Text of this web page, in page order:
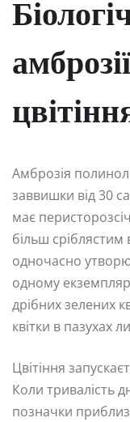
Амброзія
заввишки від 30
має
більш сріблястим
одночасно
одному
дрібних зелених
квітки в пазухах
Цвітіння
Коли тривалість
позначки